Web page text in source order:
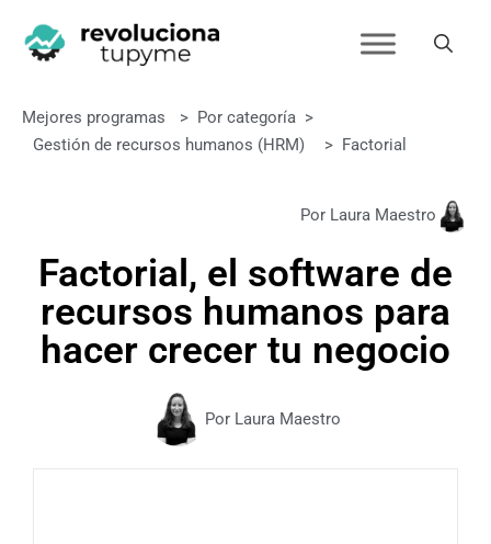
Mejores programas > Por categoría >
Gestión de recursos humanos (HRM)
> Factorial
Por Laura Maestro
Factorial, el software de
recursos humanos para
hacer crecer tu negocio
Por Laura Maestro